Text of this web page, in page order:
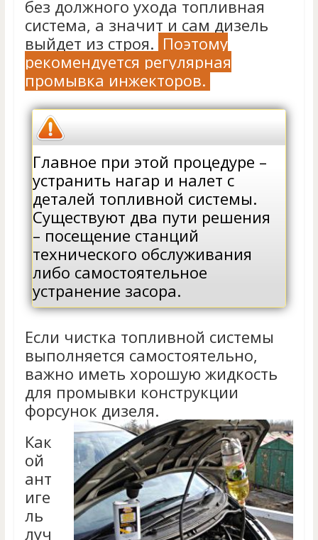
без должного ухода топливная
система, а значит и сам дизель
выйдет из строя. Поэтому
рекомендуется регулярная
промывка инжекторов.
Главное при этой процедуре –
устранить нагар и налет с
деталей топливной системы.
Существуют два пути решения
– посещение станций
технического обслуживания
либо самостоятельное
устранение засора.
Если чистка топливной системы
выполняется самостоятельно,
важно иметь хорошую жидкость
для промывки конструкции
форсунок дизеля.
Как
ой
ант
иге
ль
луч